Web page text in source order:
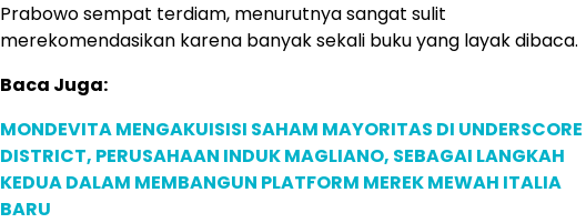
Prabowo sempat terdiam, menurutnya sangat sulit
merekomendasikan karena banyak sekali buku yang layak dibaca.
Baca Juga:
MONDEVITA MENGAKUISISI SAHAM MAYORITAS DI UNDERSCORE
DISTRICT, PERUSAHAAN INDUK MAGLIANO, SEBAGAI LANGKAH
KEDUA DALAM MEMBANGUN PLATFORM MEREK MEWAH ITALIA
BARU